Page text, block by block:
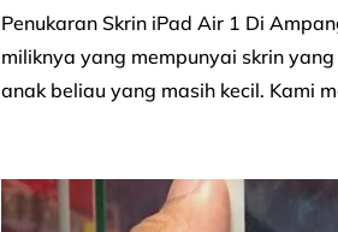
Penukaran Skrin iPad Air 1 Di
miliknya yang mempunyai skrin
anak beliau yang masih kecil. Kami